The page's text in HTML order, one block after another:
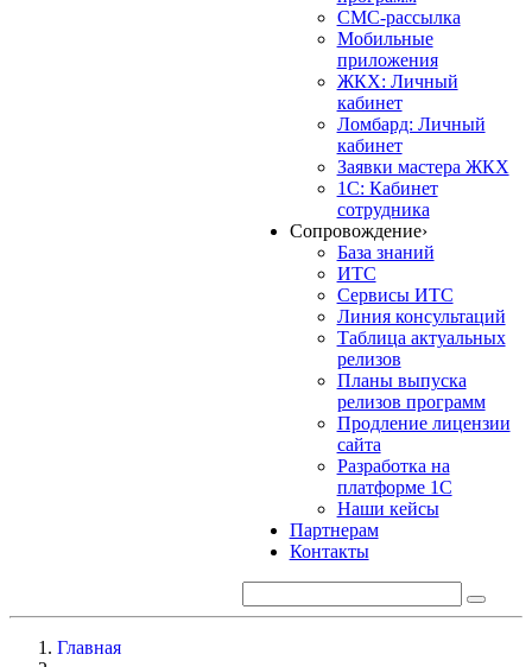
СМС-рассылка
Мобильные
приложения
ЖКХ: Личный
кабинет
Ломбард: Личный
кабинет
Заявки мастера ЖКХ
1С: Кабинет
сотрудника
Сопровождение›
База знаний
ИТС
Сервисы ИТС
Линия консультаций
Таблица актуальных
релизов
Планы выпуска
релизов программ
Продление лицензии
сайта
Разработка на
платформе 1С
Наши кейсы
Партнерам
Контакты
Главная